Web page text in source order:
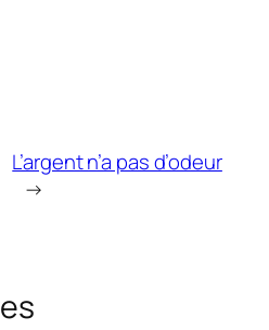
L’argent n’a pas d’odeur
→